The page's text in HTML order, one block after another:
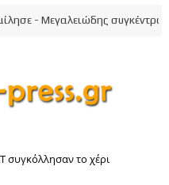
- Μεγαλειώδης συγκέντρωση
συγκόλλησαν το χέρι